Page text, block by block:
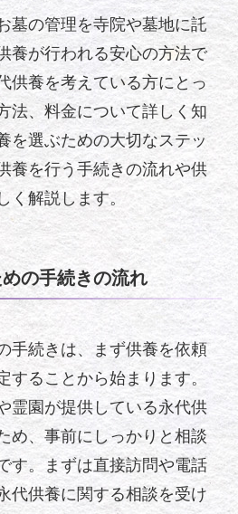
墓の管理を寺院や墓地に託
養が行われる安心の方法で
供養を考えている方にとっ
法、料金について詳しく知
を選ぶための大切なステッ
養を行う手続きの流れや供
く解説します。
の手続きの流れ
手続きは、まず供養を依頼
することから始まります。
霊園が提供している永代供
め、事前にしっかりと相談
す。まずは直接訪問や電話
代供養に関する相談を受け